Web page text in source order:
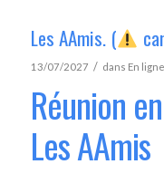
Les AAmis. (
13/07/2027 / dans En
Réunion
Les AAmis